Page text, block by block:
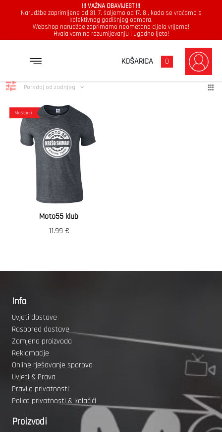
!!! VAŽNA OBAVIJEST !!!
Narudžbe zaprimljene od 31. 7. šaljemo od 17. 8., kada se vraćamo s
kolektivnog godišnjeg odmora.
Webshop narudžbe zaprimamo neometano cijelo vrijeme!
Hvala vam na razumijevanju i ugodno ljeto!
KOŠARICA 0
snimaj Prikazuje se jedan rezultat
Poredaj od zadnjeg
Muškarci
Moto55 klub
11.99 €
Info
Uvjeti dostave
Raspored dostave
Zamjena proizvoda
Reklamacije
Online rješavanje sporova
Uvjeti & Prava
Pravila privatnosti
Polica privatnosti & kolačići
Proizvodi